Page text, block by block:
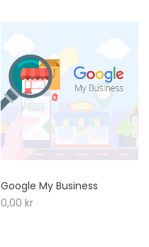
Google My Business
0,00 kr